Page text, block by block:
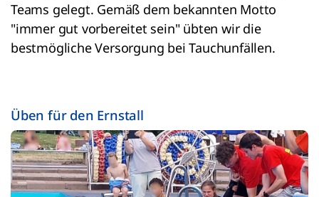
Teams gelegt. Gemäß dem bekannten Motto
"immer gut vorbereitet sein" übten wir die
bestmögliche Versorgung bei Tauchunfällen.
Üben für den Ernstall